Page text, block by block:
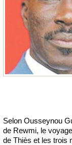
Selon Ousseynou
de Rewmi, le
de Thiès et les trois